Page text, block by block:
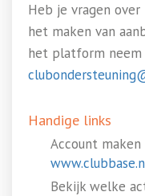
Heb je vragen
het maken van
het platform neem
Handige links
Account
Bekijk welke